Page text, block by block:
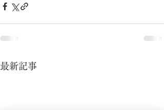
最新記事